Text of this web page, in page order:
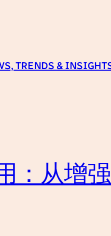
TRENDS &
：从增